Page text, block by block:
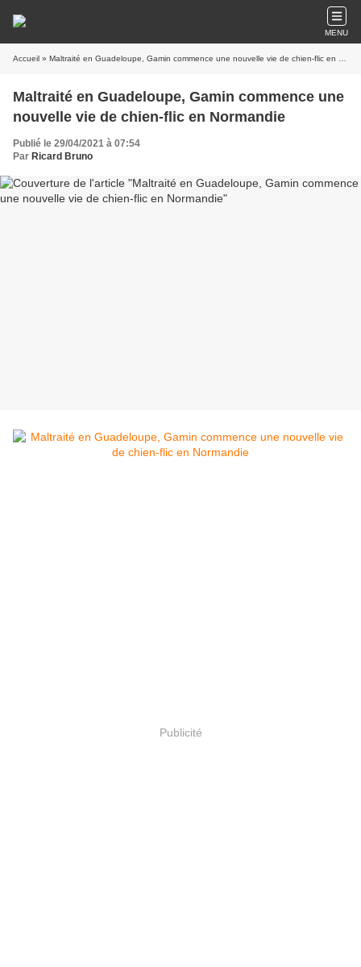
MENU
Accueil » Maltraité en Guadeloupe, Gamin commence une nouvelle vie de chien-flic en Normandie
Maltraité en Guadeloupe, Gamin commence une
nouvelle vie de chien-flic en Normandie
Publié le 29/04/2021 à 07:54
Par Ricard Bruno
Publicité